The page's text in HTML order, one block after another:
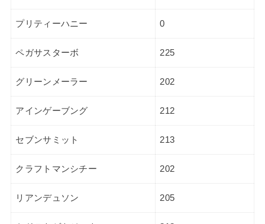
プリティーハニー 0
ペガサスターボ 225
グリーンメーラー 202
アインゲーブング 212
セブンサミット 213
クラフトマンシチー 202
リアンデュソン 205